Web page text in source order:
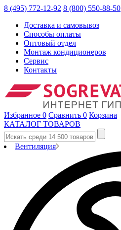
8 (495) 772-12-92 8 (800) 550-88-50
Доставка и самовывоз
Способы оплаты
Оптовый отдел
Монтаж кондиционеров
Сервис
Контакты
Избранное 0 Сравнить 0 Корзина
КАТАЛОГ ТОВАРОВ
Вентиляция